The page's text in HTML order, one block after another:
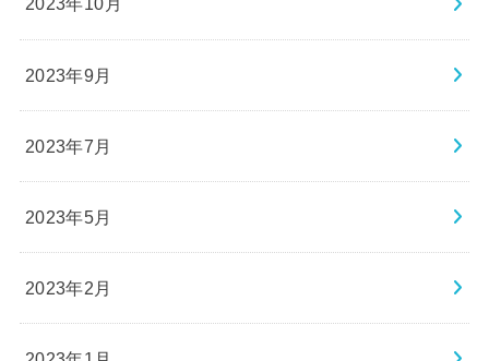
2023年10月
2023年9月
2023年7月
2023年5月
2023年2月